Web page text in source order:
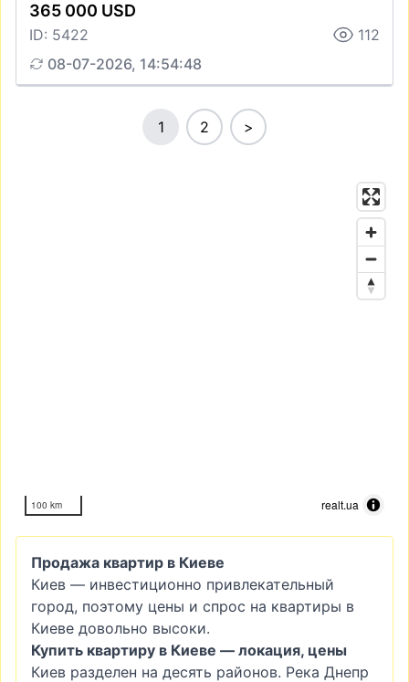
365 000 USD
ID: 5422
112
08-07-2026, 14:54:48
1 2 >
100 km realt.ua
Продажа квартир в Киеве
Киев — инвестиционно привлекательный
город, поэтому цены и спрос на квартиры в
Киеве довольно высоки.
Купить квартиру в Киеве — локация, цены
Киев разделен на десять районов. Река Днепр